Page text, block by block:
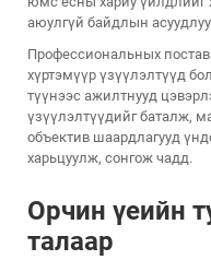
аюулгүй байдлын
Профессиональных
хүртэмүүр үзүүлэлтүүд
түүнээс ажилтнууд
үзүүлэлтүүдийг баталж,
объектив шаардлагууд
харьцуулж, сонгож чадд.
Орчин үеийн
талаар